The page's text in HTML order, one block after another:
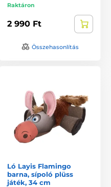
Raktáron
2 990 Ft
Összehasonlítás
Ló Layis Flamingo
barna, sípoló plüss
játék, 34 cm